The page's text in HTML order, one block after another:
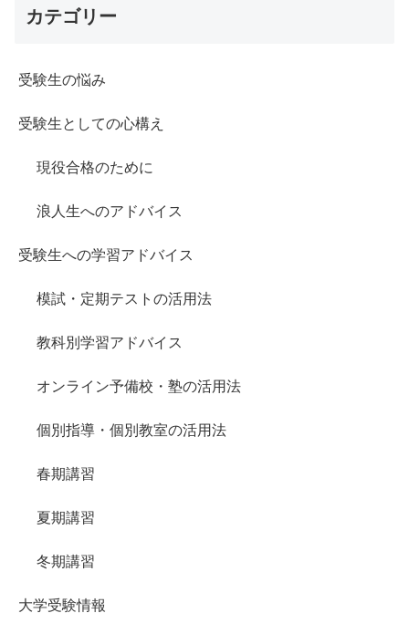
カテゴリー
受験生の悩み
受験生としての心構え
現役合格のために
浪人生へのアドバイス
受験生への学習アドバイス
模試・定期テストの活用法
教科別学習アドバイス
オンライン予備校・塾の活用法
個別指導・個別教室の活用法
春期講習
夏期講習
冬期講習
大学受験情報